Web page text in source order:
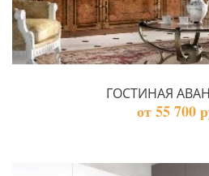
ГОСТИНАЯ
от 55 700